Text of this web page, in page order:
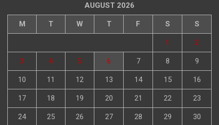
AUGUST 2026
M T W T F S S
1 2
3 4 5 6 7 8 9
10 11 12 13 14 15 16
17 18 19 20 21 22 23
24 25 26 27 28 29 30